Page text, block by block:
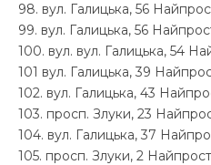
98. вул. Галицька, 56
99. вул. Галицька, 56
100. вул. вул. Галицька, 54
101 вул. Галицька, 39
102. вул. Галицька, 43
103. просп. Злуки, 23
104. вул. Галицька, 37
105. просп. Злуки, 2